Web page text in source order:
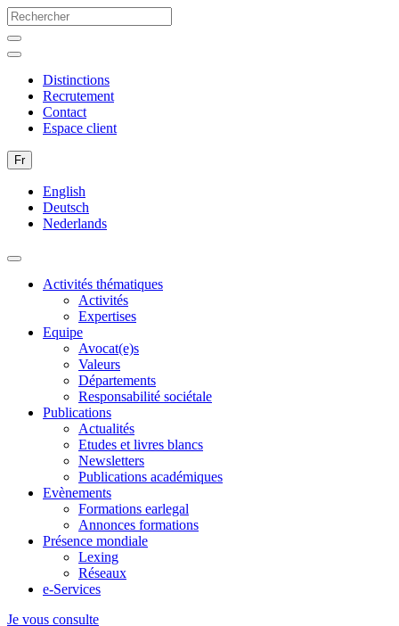
Distinctions
Recrutement
Contact
Espace client
Fr
English
Deutsch
Nederlands
Activités thématiques
Activités
Expertises
Equipe
Avocat(e)s
Valeurs
Départements
Responsabilité sociétale
Publications
Actualités
Etudes et livres blancs
Newsletters
Publications académiques
Evènements
Formations earlegal
Annonces formations
Présence mondiale
Lexing
Réseaux
e-Services
Je vous consulte